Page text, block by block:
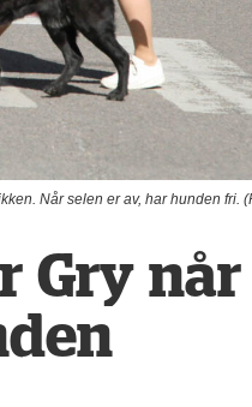
Når selen er av, har hunden fri.
Gry